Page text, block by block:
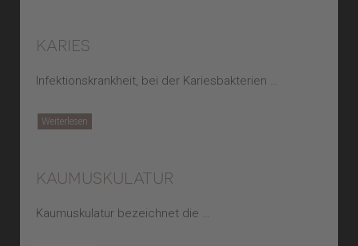
karies
Infektionskrankheit, bei der Kariesbakterien …
Weiterlesen
kaumuskulatur
Kaumuskulatur bezeichnet die …